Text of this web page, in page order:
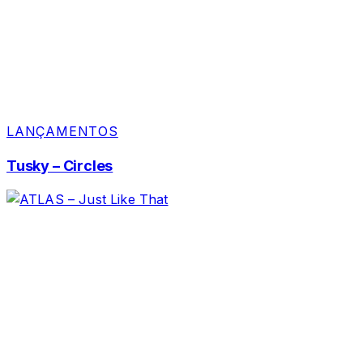
LANÇAMENTOS
Tusky – Circles